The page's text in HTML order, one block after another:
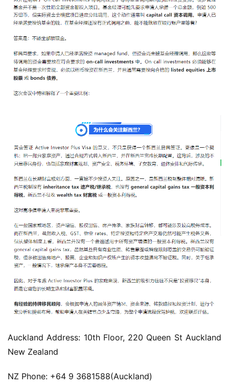
系
我
们
技
能
移
移
民
家
庭
聚
工
签
西
兰
学
Auckland Address: 10th Floor, 220 Queen St Auckland
New Zealand
NZ Phone: +64 9 3681588(Auckland)